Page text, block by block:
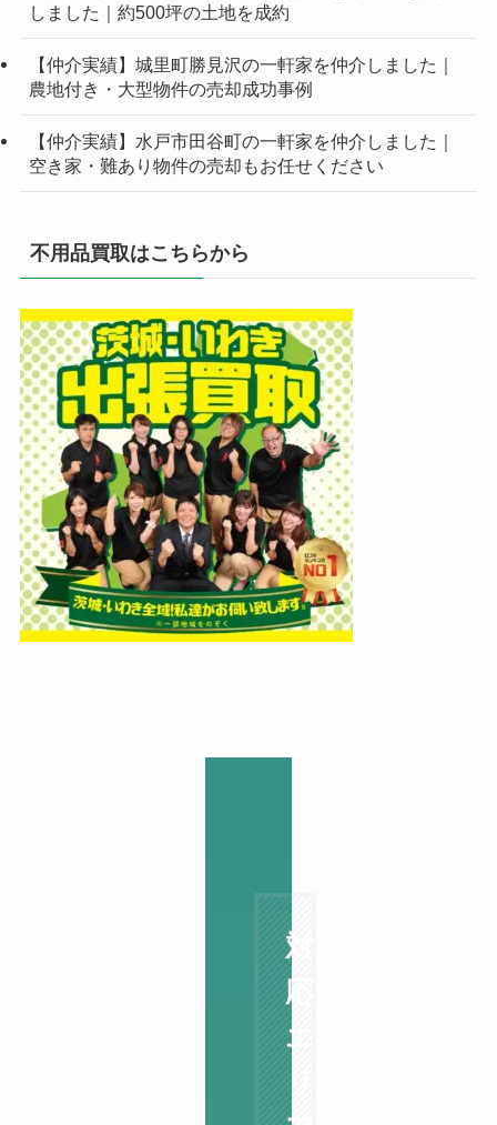
しました｜約500坪の土地を成約
【仲介実績】城里町勝見沢の一軒家を仲介しました｜
農地付き・大型物件の売却成功事例
【仲介実績】水戸市田谷町の一軒家を仲介しました｜
空き家・難あり物件の売却もお任せください
不用品買取はこちらから
対
応
エ